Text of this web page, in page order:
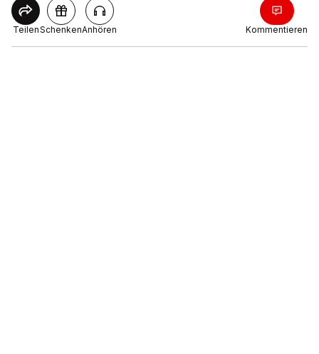
TeilenSchenkenAnhören Kommentieren